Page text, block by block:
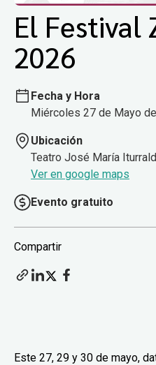
El Festival
2026
Fecha y Hora
Miércoles 27 de Mayo
Ubicación
Teatro José María
Ver en google maps
Evento gratuito
Compartir
Este 27, 29 y 30 de mayo,